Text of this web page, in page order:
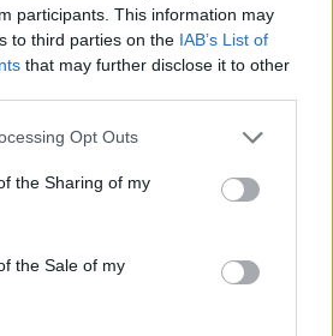
participants. This information may
to third parties on the IAB’s List of
that may further disclose it to other
app uses one or more Google
usage behaviour. You may click to
Google and its third-party tags to
specified purposes in below Google
Opt Outs
the Sharing of my
the Sale of my
le pubblicità nazionali?